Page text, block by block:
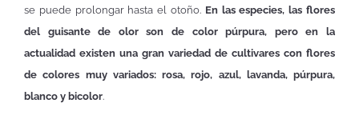
se puede prolongar hasta el otoño. En las especies, las flores
del guisante de olor son de color púrpura, pero en la
actualidad existen una gran variedad de cultivares con flores
de colores muy variados: rosa, rojo, azul, lavanda, púrpura,
blanco y bicolor.